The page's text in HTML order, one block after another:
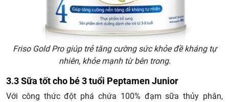
Friso Gold Pro giúp trẻ tăng cường sức khỏe đề kháng tự
nhiên, khỏe mạnh từ bên trong.
3.3 Sữa tốt cho bé 3 tuổi Peptamen Junior
Với công thức đột phá chứa 100% đạm sữa thủy phân,